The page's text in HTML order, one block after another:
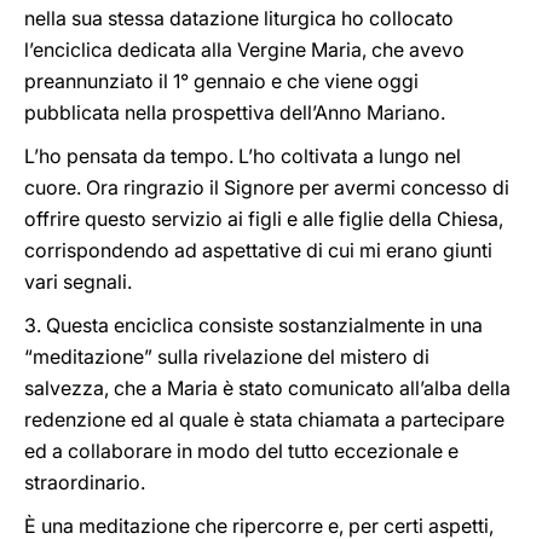
nella sua stessa datazione liturgica ho collocato
l’enciclica dedicata alla Vergine Maria, che avevo
preannunziato il 1° gennaio e che viene oggi
pubblicata nella prospettiva dell’Anno Mariano.
L’ho pensata da tempo. L’ho coltivata a lungo nel
cuore. Ora ringrazio il Signore per avermi concesso di
offrire questo servizio ai figli e alle figlie della Chiesa,
corrispondendo ad aspettative di cui mi erano giunti
vari segnali.
3. Questa enciclica consiste sostanzialmente in una
“meditazione” sulla rivelazione del mistero di
salvezza, che a Maria è stato comunicato all’alba della
redenzione ed al quale è stata chiamata a partecipare
ed a collaborare in modo del tutto eccezionale e
straordinario.
È una meditazione che ripercorre e, per certi aspetti,